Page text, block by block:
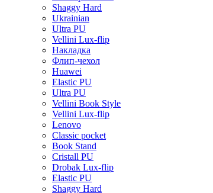
Shaggy Hard
Ukrainian
Ultra PU
Vellini Lux-flip
Накладка
Флип-чехол
Huawei
Elastic PU
Ultra PU
Vellini Book Style
Vellini Lux-flip
Lenovo
Classic pocket
Book Stand
Cristall PU
Drobak Lux-flip
Elastic PU
Shaggy Hard